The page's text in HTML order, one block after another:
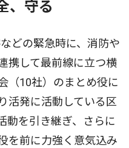
、守る
どの緊急時に、消防や
携して最前線に立つ横
（10社）のまとめ役に
活発に活動している区
動を引き継ぎ、さらに
を前に力強く意気込み